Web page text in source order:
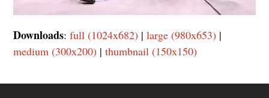
Downloads:full (1024x682) |large (980x653) |
medium (300x200) |thumbnail (150x150)